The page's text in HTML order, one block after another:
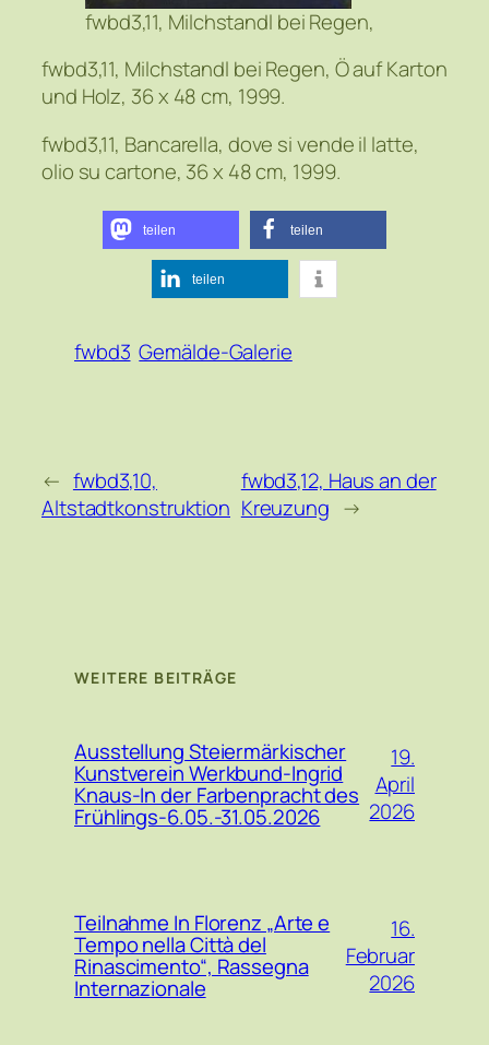
fwbd3,11, Milchstandl bei Regen,
fwbd3,11, Milchstandl bei Regen, Ö auf Karton
und Holz, 36 x 48 cm, 1999.
fwbd3,11, Bancarella, dove si vende il latte,
olio su cartone, 36 x 48 cm, 1999.
teilen teilen
teilen
fwbd3 Gemälde-Galerie
← fwbd3,10,
Altstadtkonstruktion
fwbd3,12, Haus an der
Kreuzung →
WEITERE BEITRÄGE
Ausstellung Steiermärkischer
Kunstverein Werkbund-Ingrid
Knaus-In der Farbenpracht des
Frühlings-6.05.-31.05.2026
19.
April
2026
Teilnahme In Florenz „Arte e
Tempo nella Città del
Rinascimento“, Rassegna
Internazionale
16.
Februar
2026